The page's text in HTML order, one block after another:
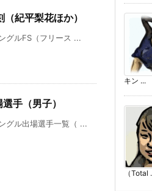
紀平梨花ほか）
グルFS（フリース ...
手（男子）
グル出場選手一覧（ ...
キン ...
（Total